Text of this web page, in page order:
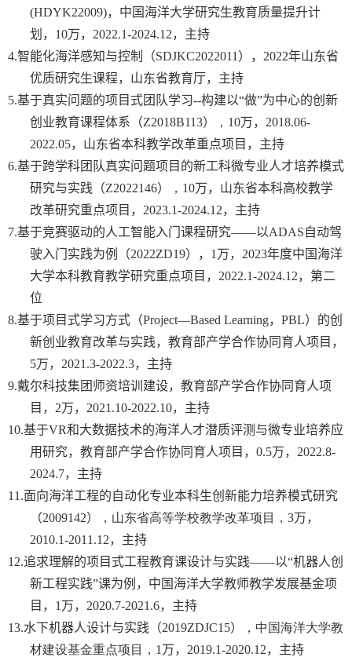
(HDYK22009)，中国海洋大学研究生教育质量提升计
划， 10万， 2022.1-2024.12，主持
4.智能化海洋感知与控制（SDJKC2022011 ）， 2022年山东省
优质研究生课程，山东省教育厅，主持
5.基于真实问题的项目式团队学习--构建以“做”为中心的创新
创业教育课程体系（Z2018B113） ， 10万， 2018.06-
2022.05，山东省本科教学改革重点项目，主持
6.基于跨学科团队真实问题项目的新工科微专业人才培养模式
研究与实践（Z2022146） ， 10万，山东省本科高校教学
改革研究重点项目， 2023.1-2024.12，主持
7.基于竞赛驱动的人工智能入门课程研究——以ADAS自动驾
驶入门实践为例（2022ZD19）， 1 万， 2023年度中国海洋
大学本科教育教学研究重点项目， 2022.1-2024.12，第二
位
8.基于项目式学习方式（Project—Based Learning， PBL）的创
新创业教育改革与实践，教育部产学合作协同育人项目，
5万， 2021.3-2022.3，主持
9.戴尔科技集团师资培训建设，教育部产学合作协同育人项
目， 2万， 2021.10-2022.10，主持
10.基于VR和大数据技术的海洋人才潜质评测与微专业培养应
用研究，教育部产学合作协同育人项目， 0.5万， 2022.8-
2024.7，主持
11.面向海洋工程的自动化专业本科生创新能力培养模式研究
（2009142） ， 山东省高等学校教学改革项目 ， 3万，
2010.1-2011.12，主持
12.追求理解的项目式工程教育课设计与实践——以“机器人创
新工程实践”课为例， 中国海洋大学教师教学发展基金项
目 ， 1 万， 2020.7-2021.6，主持
13.水下机器人设计与实践（2019ZDJC15）
，中国海洋大学教
材建设基金重点项目， 1 万， 2019.1-2020.12，主持